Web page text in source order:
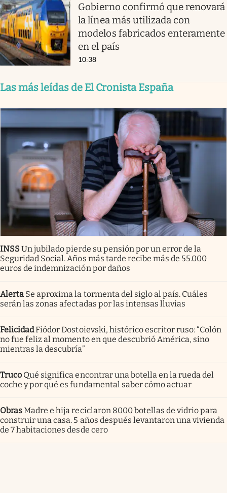
Gobierno confirmó que renovará
la línea más utilizada con
modelos fabricados enteramente
en el país
10:38
Las más leídas de El Cronista España
INSSUn jubilado pierde su pensión por un error de la
Seguridad Social. Años más tarde recibe más de 55.000
euros de indemnización por daños
Alerta Se aproxima la tormenta del siglo al país. Cuáles
serán las zonas afectadas por las intensas lluvias
FelicidadFiódor Dostoievski, histórico escritor ruso: “Colón
no fue feliz al momento en que descubrió América, sino
mientras la descubría”
Truco Qué significa encontrar una botella en la rueda del
coche y por qué es fundamental saber cómo actuar
ObrasMadre e hija reciclaron 8000 botellas de vidrio para
construir una casa. 5 años después levantaron una vivienda
de 7 habitaciones desde cero